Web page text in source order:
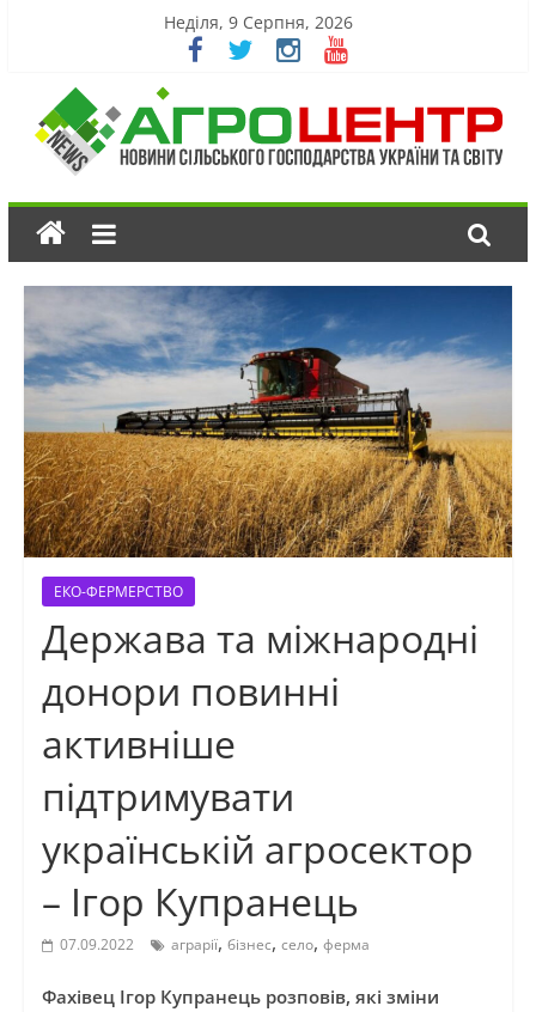
Неділя, 9 Серпня, 2026
ЕКО-ФЕРМЕРСТВО
Держава та міжнародні
донори повинні
активніше
підтримувати
українській агросектор
– Ігор Купранець
07.09.2022 аграрії, бізнес, село, ферма
Фахівец Ігор Купранець розповів, які зміни